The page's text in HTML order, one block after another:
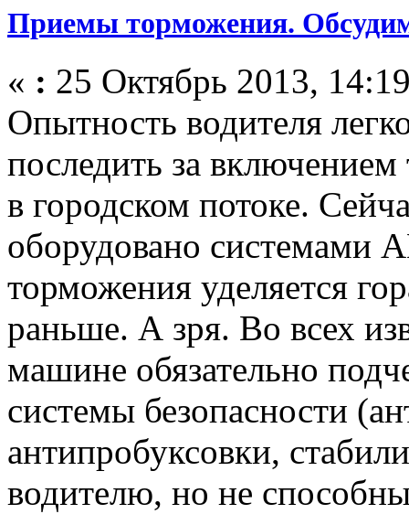
Приемы торможения.
« : 25 Октябрь 2013,
Опытность водителя
последить за
в городском потоке.
оборудовано системами
торможения уделяется
раньше. А зря. Во всех
машине обязательно
системы безопасности
антипробуксовки,
водителю, но не